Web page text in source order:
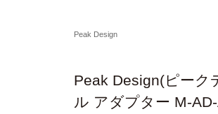
Peak Design
Peak Design(ピーク
ル アダプター M-